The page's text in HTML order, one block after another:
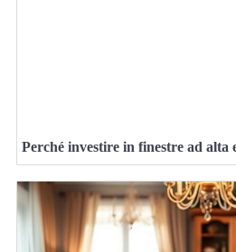
Perché investire in finestre ad alta